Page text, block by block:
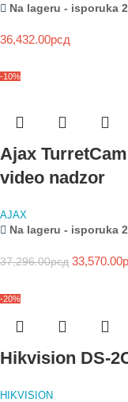
Na lageru - isporuka
36,432.00рсд
-10%
Ajax
video nadzor
AJAX
Na lageru - isporuka
37,296.00рсд 33,570.00
-20%
Hikvision DS-
HIKVISION